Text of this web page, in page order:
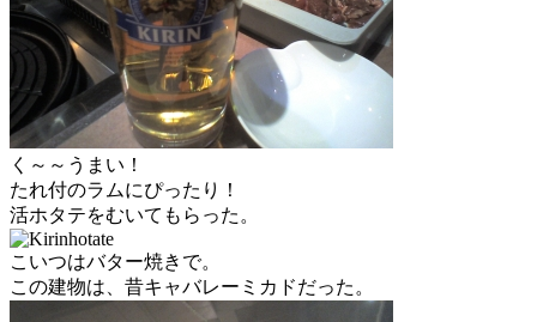
く～～うまい！
たれ付のラムにぴったり！
活ホタテをむいてもらった。
こいつはバター焼きで。
この建物は、昔キャバレーミカドだった。